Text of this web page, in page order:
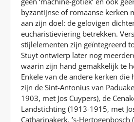
byzantijnse of romaanse kerken
aan zijn doel: de gelovigen
eucharistieviering betrekken.
stijlelementen zijn geïntegreerd
Stuyt ontwierp later nog
waarin zijn hand gemakkelijk te
Enkele van de andere kerken
zijn de Sint-Antonius van
1903, met Jos Cuypers), de
Landstichting (1913-1915, met
Catharinakerk, ’s-